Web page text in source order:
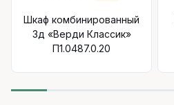
Шкаф комбинированный
3д «Верди Классик»
П1.0487.0.20